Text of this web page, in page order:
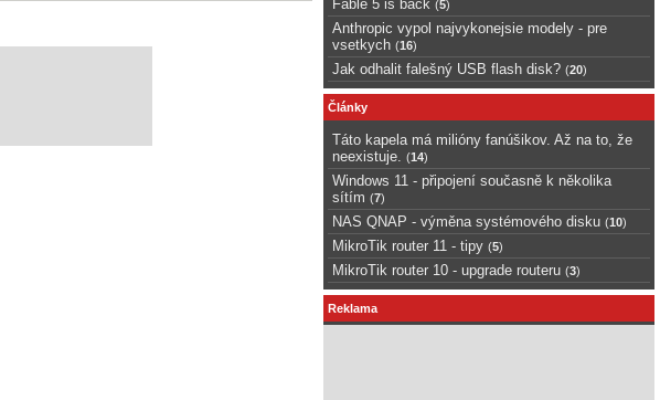
Fable 5 is back (5)
Anthropic vypol najvykonejsie modely - pre
vsetkych (16)
Jak odhalit falešný USB flash disk? (20)
Články
Táto kapela má milióny fanúšikov. Až na to, že
neexistuje.
(14)
Windows 11 - připojení současně k několika
sítím (7)
NAS QNAP - výměna systémového disku (10)
MikroTik router 11 - tipy (5)
MikroTik router 10 - upgrade routeru (3)
Reklama